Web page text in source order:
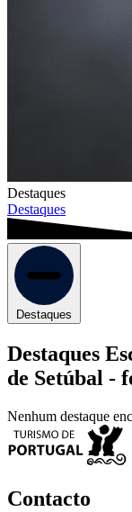
Destaques
Destaques
Destaques
Destaques
de Setúbal -
Nenhum destaque
Contacto